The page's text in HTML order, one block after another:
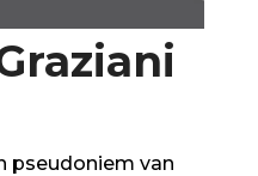
pseudoniem van